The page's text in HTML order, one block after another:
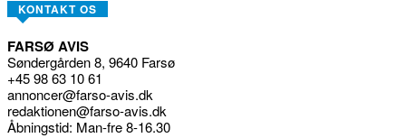
KONTAKT OS
FARSØ AVIS
Søndergården 8, 9640 Farsø
+45 98 63 10 61
annoncer@farso-avis.dk
redaktionen@farso-avis.dk
Åbningstid: Man-fre 8-16.30